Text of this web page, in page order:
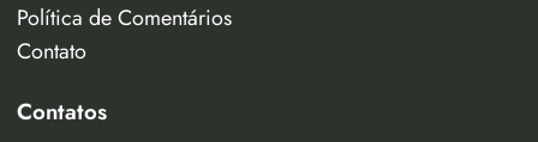
Política de Comentários
Contato
Contatos